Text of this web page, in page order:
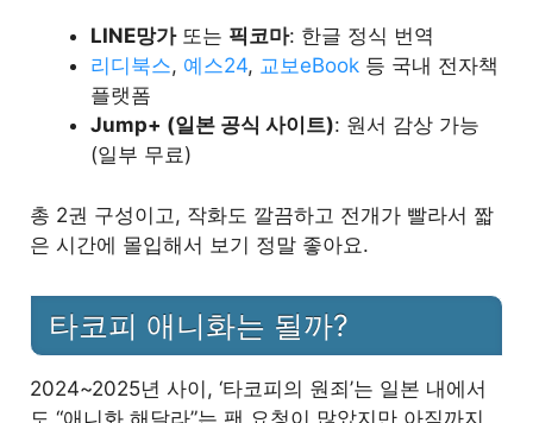
LINE망가또는 픽코마: 한글 정식 번역
리디북스, 예스24, 교보eBook 등 국내 전자책
플랫폼
Jump+ (일본 공식 사이트): 원서 감상 가능
(일부 무료)
총 2권 구성이고, 작화도 깔끔하고 전개가 빨라서 짧
은 시간에 몰입해서 보기 정말 좋아요.
타코피 애니화는 될까?
2024~2025년 사이, ‘타코피의 원죄’는 일본 내에서
도 “애니화 해달라”는 팬 요청이 많았지만 아직까지